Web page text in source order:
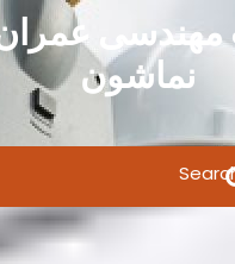
مهندسی
نماشون